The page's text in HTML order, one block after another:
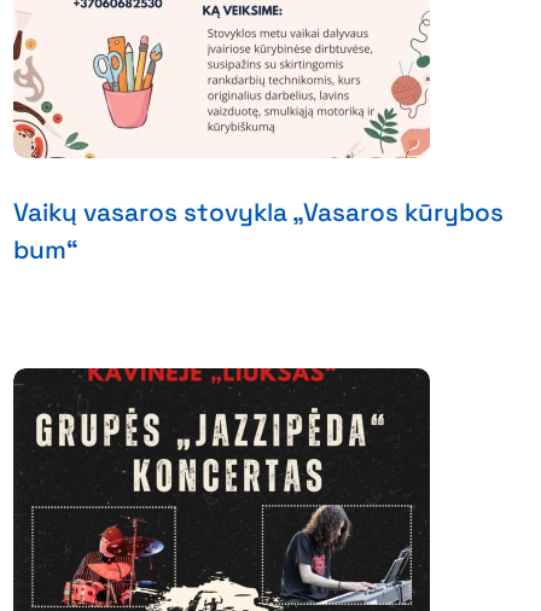
Vaikų vasaros stovykla „Vasaros kūrybos
bum“